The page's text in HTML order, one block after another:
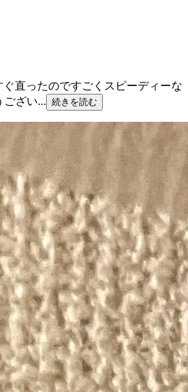
直ったのですごくスピーディーな
ござい... 続きを読む